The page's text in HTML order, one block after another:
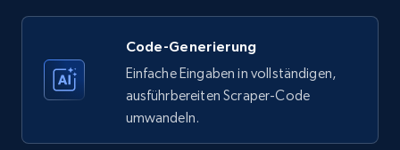
Amazon products - Collects products by
specific keywords
Title, Seller name, Brand, Description, Initial
Code-Generierung
Einfache Eingaben in vollständigen,
ausführbereiten Scraper-Code
umwandeln.